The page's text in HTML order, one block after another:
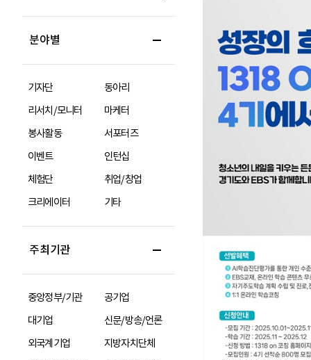
분야별
기자단
동아리
리서치/모니터
마케터
봉사활동
서포터즈
이벤트
인턴십
체험단
취업/창업
크리에이터
기타
주최기관
중앙정부/기관
공기업
대기업
신문/방송/언론
외국계기업
지방자치단체